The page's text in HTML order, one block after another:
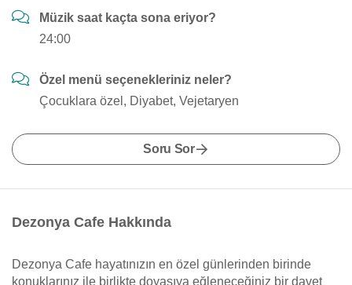
Müzik saat kaçta sona eriyor?
24:00
Özel menü seçenekleriniz neler?
Çocuklara özel, Diyabet, Vejetaryen
Soru Sor
Dezonya Cafe Hakkında
Dezonya Cafe hayatınızın en özel günlerinden birinde
konuklarınız ile birlikte doyasıya eğleneceğiniz bir davet